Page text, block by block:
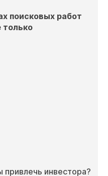
поисковых работ
только
инвестора?